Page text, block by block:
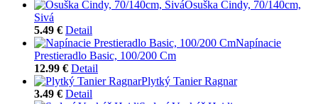
Osuška Cindy, 70/140cm,
Sivá
5.49 € Detail
Napínacie
Prestieradlo Basic, 100/200 Cm
12.99 € Detail
Plytký Tanier Ragnar
3.49 € Detail